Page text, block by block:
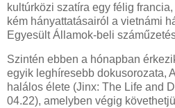
kultúrközi szatíra egy félig
kém hányattatásairól a vietnámi
Egyesült Államok-beli
Szintén ebben a hónapban
egyik leghíresebb dokusorozata,
halálos élete (Jinx: The Life and
04.22), amelyben végig